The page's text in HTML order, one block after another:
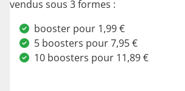
vendus sous 3 formes :
booster pour 1,99 €
5 boosters pour 7,95 €
10 boosters pour 11,89 €